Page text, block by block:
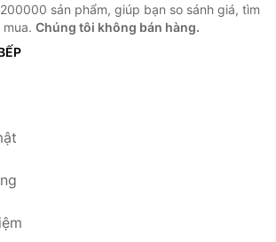
sản phẩm, giúp bạn so sánh giá, tìm
Chúng tôi không bán hàng.